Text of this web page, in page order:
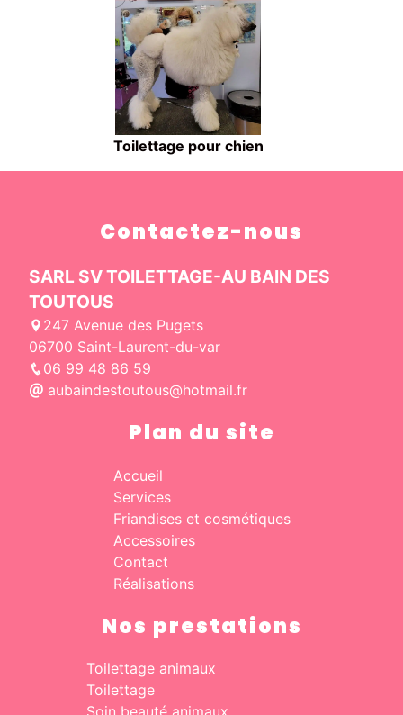
Toilettage pour chien
Contactez-nous
SARL SV TOILETTAGE-AU BAIN DES
TOUTOUS
247 Avenue des Pugets
06700 Saint-Laurent-du-var
06 99 48 86 59
aubaindestoutous@hotmail.fr
Plan du site
Accueil
Services
Friandises et cosmétiques
Accessoires
Contact
Réalisations
Nos prestations
Toilettage animaux
Toilettage